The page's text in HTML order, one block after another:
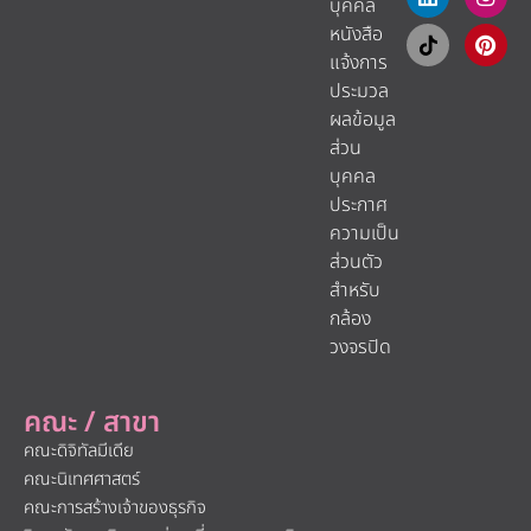
คณะ / สาขา
คณะดิจิทัลมีเดีย
คณะนิเทศศาสตร์
คณะการสร้างเจ้าของธุรกิจ
หนังสือ
แจ้งการ
ประมวล
ผลข้อมูล
ส่วน
บุคคล
ประกาศ
ความเป็น
ส่วนตัว
สำหรับ
กล้อง
วงจรปิด